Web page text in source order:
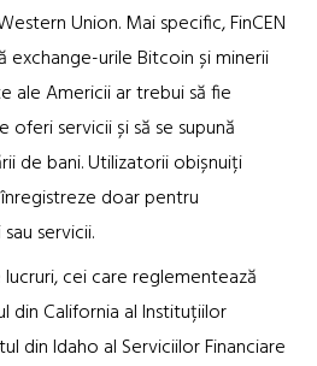
Union. Mai specific, FinCEN
urile Bitcoin și minerii
ale Americii ar trebui să fie
servicii și să se supună
de bani. Utilizatorii obișnuiți
doar pentru
servicii.
cei care reglementează
din California al Instituțiilor
din Idaho al Serviciilor Financiare